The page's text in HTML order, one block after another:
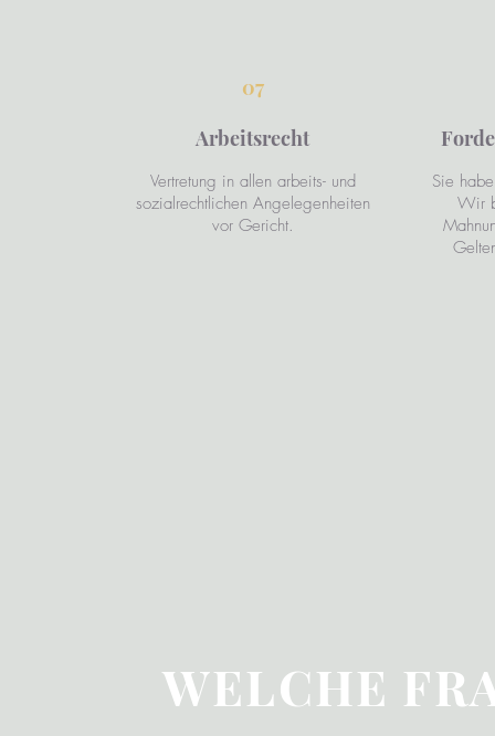
07
Arbeitsrecht
Vertretung in allen arbeits- und
sozialrechtlichen Angelegenheiten
vor Gericht.
Sie
Wir
WELCHE